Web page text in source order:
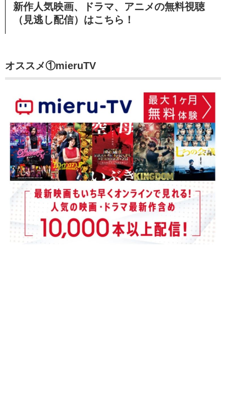
新作人気映画、ドラマ、アニメの無料視聴
（見逃し配信） はこちら！
オススメ①mieruTV